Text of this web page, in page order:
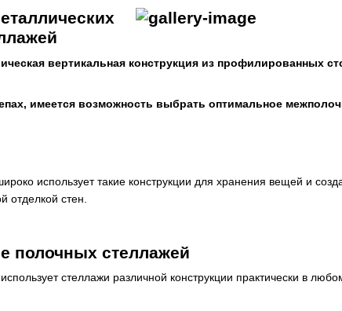
вертикальная конструкция из профилированных
имеется возможность выбрать оптимальное
использует такие конструкции для хранения вещей и
отделкой стен.
полочных стеллажей
стеллажи различной конструкции практически в